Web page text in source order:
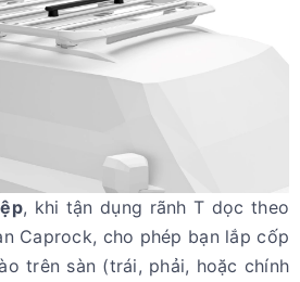
, khi tận dụng rãnh T dọc theo
Caprock, cho phép bạn lắp cốp
trên sàn (trái, phải, hoặc chính